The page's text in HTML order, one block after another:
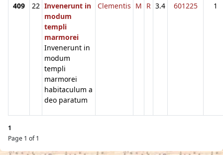
409 22 Invenerunt in
modum
templi
marmorei
Invenerunt in
modum
templi
marmorei
habitaculum a
deo paratum
Clementis M R 3.4 601225 1
1
Page 1 of 1